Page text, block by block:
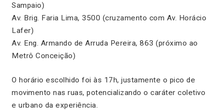
Sampaio)
Av. Brig. Faria Lima, 3500 (cruzamento com Av. Horácio
Lafer)
Av. Eng. Armando de Arruda Pereira, 863 (próximo ao
Metrô Conceição)
O horário escolhido foi às 17h, justamente o pico de
movimento nas ruas, potencializando o caráter coletivo
e urbano da experiência.